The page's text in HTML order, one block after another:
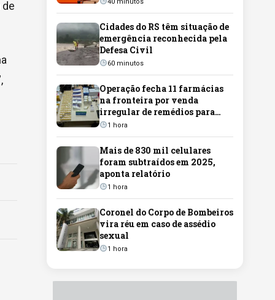
40 minutos
Cidades do RS têm situação de
emergência reconhecida pela
Defesa Civil
60 minutos
Operação fecha 11 farmácias
na fronteira por venda
irregular de remédios para
emagrecimento
1 hora
Mais de 830 mil celulares
foram subtraídos em 2025,
aponta relatório
1 hora
Coronel do Corpo de Bombeiros
vira réu em caso de assédio
sexual
1 hora